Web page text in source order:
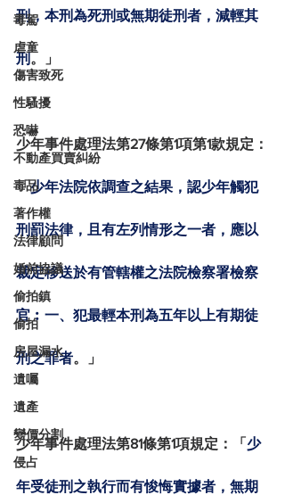
毒駕
虐童
傷害致死
性騷擾
恐嚇
不動產買賣糾紛
毒品
著作權
法律顧問
婚前協議
偷拍鎮
偷拍
房屋漏水
遺囑
遺產
變價分割
侵占
刑，本刑為死刑或無期徒刑者，減輕其
刑 。」
少年事件處理法第27條第1項第1款規定：
「少年法院依調查之結果，認少年觸犯
刑罰法律，且有左列情形之一者，應以
裁定移送於有管轄權之法院檢察署檢察
官︰一、犯最輕本刑為五年以上有期徒
刑之罪者。」
少年事件處理法第81條第1項規定：「 少
年受徒刑之執行而有悛悔實據者，無期